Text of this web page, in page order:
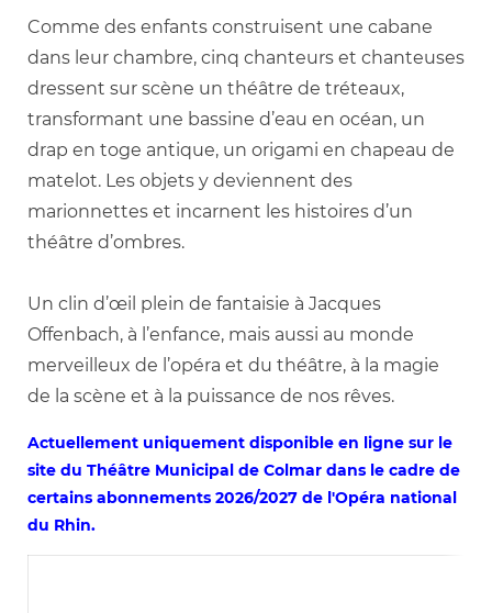
Comme des enfants construisent une cabane
dans leur chambre, cinq chanteurs et chanteuses
dressent sur scène un théâtre de tréteaux,
transformant une bassine d’eau en océan, un
drap en toge antique, un origami en chapeau de
matelot. Les objets y deviennent des
marionnettes et incarnent les histoires d’un
théâtre d’ombres.
Un clin d’œil plein de fantaisie à Jacques
Offenbach, à l’enfance, mais aussi au monde
merveilleux de l’opéra et du théâtre, à la magie
de la scène et à la puissance de nos rêves.
Actuellement uniquement disponible en ligne sur le
site du Théâtre Municipal de Colmar dans le cadre de
certains abonnements 2026/2027 de l'Opéra national
du Rhin.